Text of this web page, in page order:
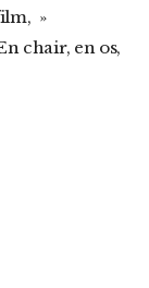
»
chair, en os,